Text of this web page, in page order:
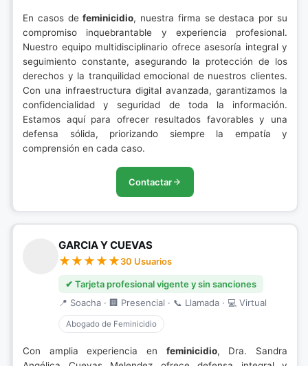
En casos defeminicidio, nuestra firma se destaca por su
compromiso inquebrantable y experiencia profesional.
Nuestro equipo multidisciplinario ofrece asesoría integral y
seguimiento constante, asegurando la protección de los
derechos y la tranquilidad emocional de nuestros clientes.
Con una infraestructura digital avanzada, garantizamos la
confidencialidad y seguridad de toda la información.
Estamos aquí para ofrecer resultados favorables y una
defensa sólida, priorizando siempre la empatía y
comprensión en cada caso.
Contactar
GARCIA Y CUEVAS
30 Usuarios
✔ Tarjeta profesional vigente y sin sanciones
📍 Soacha · 🏢 Presencial · 📞 Llamada · 💻 Virtual
Abogado de Feminicidio
Con amplia experiencia en feminicidio, Dra. Sandra